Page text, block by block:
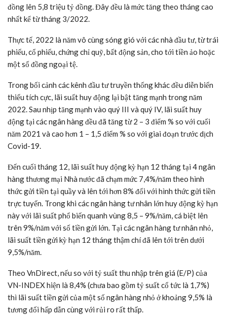
đồng lên 5,8 triệu tỷ đồng. Đây đều là mức tăng theo tháng cao
nhất kể từ tháng 3/2022.
Thực tế, 2022 là năm vô cùng sóng gió với các nhà đầu tư, từ trái
phiếu, cổ phiếu, chứng chỉ quỹ, bất động sản, cho tới tiền ảo hoặc
một số đồng ngoại tệ.
Trong bối cảnh các kênh đầu tư truyền thống khác đều diễn biến
thiếu tích cực, lãi suất huy động lại bật tăng mạnh trong năm
2022. Sau nhịp tăng mạnh vào quý III và quý IV, lãi suất huy
động tại các ngân hàng đều đã tăng từ 2 – 3 điểm % so với cuối
năm 2021 và cao hơn 1 – 1,5 điểm % so với giai đoạn trước dịch
Covid-19.
Đến cuối tháng 12, lãi suất huy động kỳ hạn 12 tháng tại 4 ngân
hàng thương mại Nhà nước đã chạm mức 7,4%/năm theo hình
thức gửi tiền tại quầy và lên tới hơn 8% đối với hình thức gửi tiền
trực tuyến. Trong khi các ngân hàng tư nhân lớn huy động kỳ hạn
này với lãi suất phổ biến quanh vùng 8,5 – 9%/năm, cá biệt lên
trên 9%/năm với số tiền gửi lớn. Tại các ngân hàng tư nhân nhỏ,
lãi suất tiền gửi kỳ hạn 12 tháng thậm chí đã lên tới trên dưới
9,5%/năm.
Theo VnDirect, nếu so với tỷ suất thu nhập trên giá (E/P) của
VN-INDEX hiện là 8,4% (chưa bao gồm tỷ suất cổ tức là 1,7%)
thì lãi suất tiền gửi của một số ngân hàng nhỏ ở khoảng 9,5% là
tương đối hấp dẫn cùng với rủi ro rất thấp.